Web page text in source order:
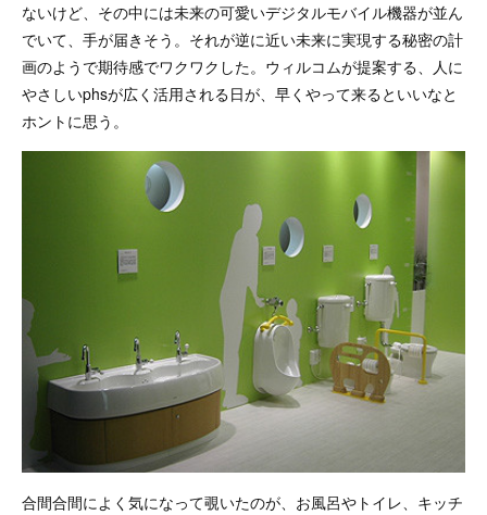
ないけど、その中には未来の可愛いデジタルモバイル機器が並ん
でいて、手が届きそう。それが逆に近い未来に実現する秘密の計
画のようで期待感でワクワクした。ウィルコムが提案する、人に
やさしいphsが広く活用される日が、早くやって来るといいなと
ホントに思う。
合間合間によく気になって覗いたのが、お風呂やトイレ、キッチ